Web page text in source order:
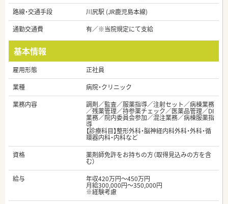
路線・交通手段
川尻駅 (JR鹿児島本線)
通勤交通費
有／※当院規定にて支給
基本情報
雇用形態
正社員
業種
病院・クリニック
業務内容
調剤／監査／服薬指導／注射セット／病棟業務
／残薬管理／持参薬チェック／医薬品管理／DI
業務／院内委員会参加／混注業務／病棟服薬指
導
【診療科目】整形外科・脳神経内科外科・外科・循
環器内科・内科など
資格
薬剤師免許をお持ちの方（取得見込みの方を含
む）
給与
年収420万円～450万円
月給300,000円～350,000円
※経験考慮